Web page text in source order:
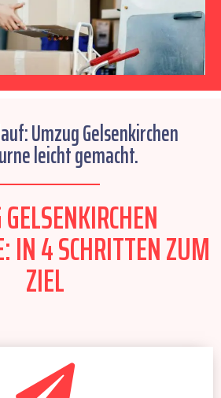
Umzug Gelsenkirchen
leicht gemacht.
IN 4 SCHRITTEN ZUM
ZIEL